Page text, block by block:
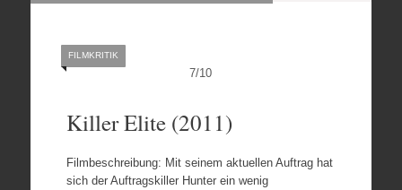
7/10
FILMKRITIK
Killer Elite (2011)
Filmbeschreibung: Mit seinem aktuellen Auftrag hat
sich der Auftragskiller Hunter ein wenig